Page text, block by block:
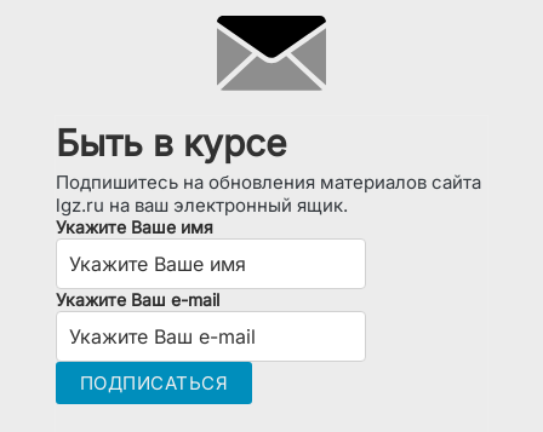
Быть в курсе
Подпишитесь на обновления материалов сайта
lgz.ru на ваш электронный ящик.
Укажите Ваше имя
Укажите Ваш e-mail